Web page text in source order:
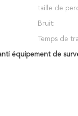
taille de
Bruit:
Temps de
équipement de